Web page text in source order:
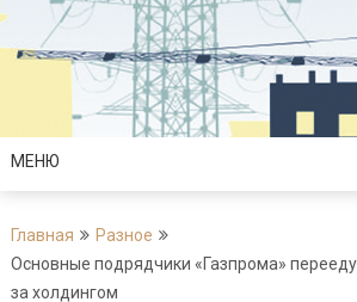
Перейти
содержимому
МЕНЮ
Главная
Разное
Основные подрядчики «Газпрома»
за холдингом